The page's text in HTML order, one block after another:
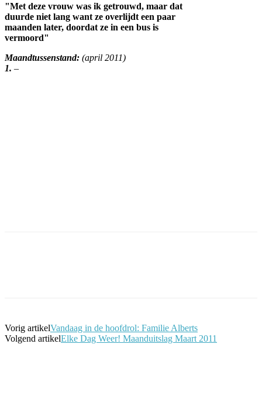
"Met deze vrouw was ik getrouwd, maar dat
duurde niet lang want ze overlijdt een paar
maanden later, doordat ze in een bus is
vermoord"
Maandtussenstand: (april 2011)
1. –
Vorig artikelVandaag in de hoofdrol: Familie Alberts
Volgend artikelElke Dag Weer! Maanduitslag Maart 2011